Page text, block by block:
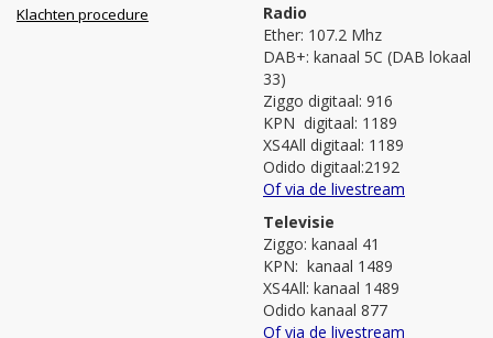
Klachten procedure
Radio
Ether: 107.2 Mhz
DAB+: kanaal 5C (DAB lokaal
33)
Ziggo digitaal: 916
KPN digitaal: 1189
XS4All digitaal: 1189
Odido digitaal:2192
Of via de livestream
Televisie
Ziggo: kanaal 41
KPN: kanaal 1489
XS4All: kanaal 1489
Odido kanaal 877
Of via de livestream